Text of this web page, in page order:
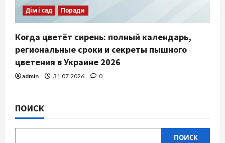
Дім і сад Поради
Когда цветёт сирень: полный календарь,
региональные сроки и секреты пышного
цветения в Украине 2026
admin 31.07.2026 0
ПОИСК
ПОИСК